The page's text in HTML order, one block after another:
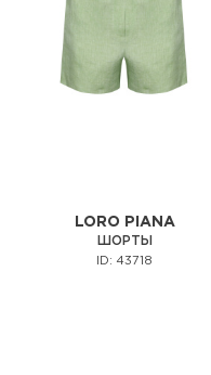
LORO PIANA
ШОРТЫ
ID: 43718